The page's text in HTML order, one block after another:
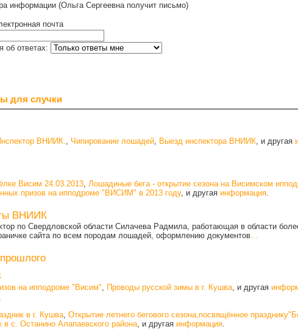
информации (Ольга Сергеевна получит письмо)
почта
об ответах:
для случки
ВНИИК., Чипирование лошадей, Выезд инспектора ВНИИК, и другая
Висим 24.03.2013, Лошадиные бега - открытие сезона на Висимском
призов на ипподроме "ВИСИМ" в 2013 году, и другая информация.
ВНИИК
по Свердловской области Силачева Радмила, работающая в области
сайта по всем породам лошадей, оформлению документов...
на ипподроме "Висим", Проводы русской зимы в г. Кушва, и другая
в г. Кушва, Открытие летнего бегового сезона,посвящённое
в с. Останино Алапаевского района, и другая информация.